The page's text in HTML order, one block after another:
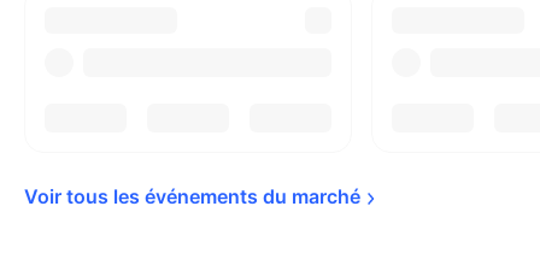
Voir tous les événements du marché